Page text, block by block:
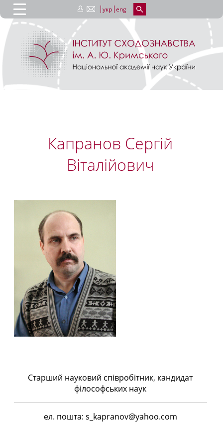
укр eng
Капранов Сергій
Віталійович
Старший науковий співробітник, кандидат
філософських наук
ел. пошта: s_kapranov@yahoo.com